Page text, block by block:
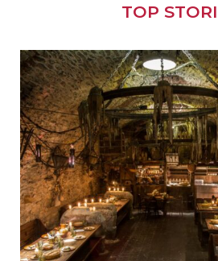
TOP